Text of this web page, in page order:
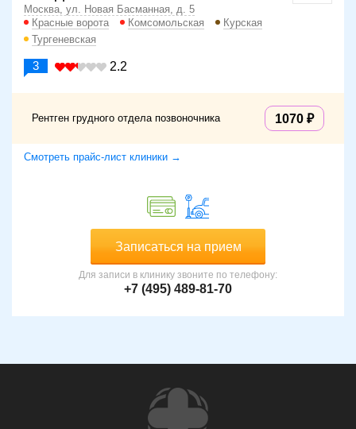
Москва, ул. Новая Басманная, д. 5
Красные ворота
Комсомольская
Курская
Тургеневская
3 2.2
Рентген грудного отдела позвоночника 1070
Смотреть прайс-лист клиники →
Записаться на прием
Для записи в клинику звоните по телефону:
+7 (495) 489-81-70